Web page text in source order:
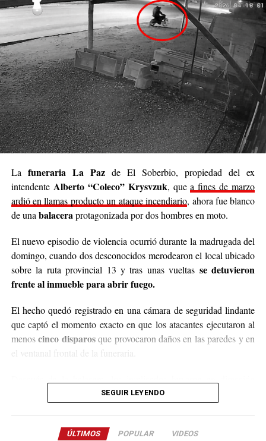
cada rincón de Posadas
, acompañar, contener y
brindar un poco de alivio a quienes están pasando
momentos difíciles. No podemos cambiar el mundo
entero, pero sí podemos cambiar el día de alguien”.
Se trata de una iniciativa hecha a pulmón, con esfuerzo
propio y con el acompañamiento de cada persona que
decide sumar su granito de arena, ya sea concamperas,
buzos, sacos, frazadas, colchas, mantas, bufandas,
gorros, guantes y todo lo que pueda abrigar.
Cabe destacar que para mediados de mayo será la
entrega de donaciones y tienen planificado realizar ollas
populares de arroz con pollo, por lo que también
recibirán donaciones de alimentos no perecederos.
Para comunicarse con el organizador de la iniciativa,
podrán enviar mensajes, audios o realizar llamadas al
3764140551
o a través de Instagram
@agustin_pineiroo
La funeraria La Pazde El Soberbio, propiedad del ex
intendente Alberto “Coleco” Krysvzuk, quea fines de marzo
ardió en llamas producto un ataque incendiario, ahora fue blanco
de una balacera protagonizada por dos hombres en moto.
El nuevo episodio de violencia ocurrió durante la madrugada del
domingo, cuando dos desconocidos merodearon el local ubicado
sobre la ruta provincial 13 y tras unas vueltas se detuvieron
frente al inmueble para abrir fuego.
El hecho quedó registrado en una cámara de seguridad lindante
que captó el momento exacto en que los atacantes ejecutaron al
menoscinco disparosque provocaron daños en las paredes y en
el ventanal frontal de la funeraria.
hacia el acceso a El Soberbio y en el lugar intervino el personal
SEGUIR LEYENDO
ÚLTIMOS POPULAR VIDEOS